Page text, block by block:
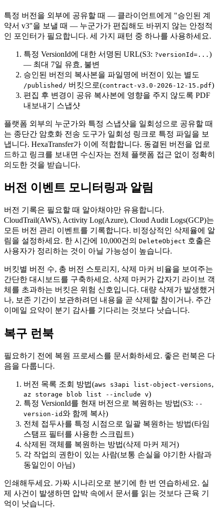
특정 버전을 외부에 공유할 때 — 클라이언트에게 "승인된 계
약서 v3"을 보낼 때 — 누군가가 편집해도 바뀌지 않는 안정적
인 포인터가 필요합니다. 세 가지 패턴 중 하나를 사용하세요.
특정 VersionId에 대한 서명된 URL(S3: ?versionId=... )
— 최대 7일 유효, 불변
승인된 버전의 복사본을 파일명에 버전이 있는 별도
/published/ 버킷으로(contract-v3.0-2026-12-15.pdf)
편집 후 변경이 공유 복사본에 영향을 주지 않도록 PDF
내보내기 스냅샷
플랫폼 외부의 누군가와 특정 스냅샷을 일회성으로 공유할 때
는 종단간 암호화 전송 도구가 일회성 링크로 특정 파일을 보
냅니다. HexaTransfer가 이에 적합합니다. 동결된 버전을 업로
드하고 링크를 보내면 수신자는 전체 플랫폼 접근 없이 정확히
의도한 것을 받습니다.
버전 이벤트 모니터링과 알림
버전 기록은 필요할 때 알아채야만 유용합니다.
CloudTrail(AWS), Activity Log(Azure), Cloud Audit Logs(GCP)는
모든 버전 관리 이벤트를 기록합니다. 비정상적인 삭제율에 알
림을 설정하세요. 한 시간에 10,000건의 DeleteObject 호출은
사용자가 정리하는 것이 아닐 가능성이 높습니다.
버킷별 버전 수, 총 버전 스토리지, 삭제 마커 비율을 보여주는
간단한 대시보드를 구축하세요. 삭제 마커가 갑자기 라이브 객
체를 초과하는 버킷은 위험 신호입니다. 대량 삭제가 발생했거
나, 보존 기간이 보관하려던 내용을 곧 삭제할 참이거나. 주간
이메일 요약이 분기 감사를 기다리는 것보다 낫습니다.
복구 런북
필요하기 전에 복원 프로세스를 문서화하세요. 좋은 런북은 다
음을 다룹니다.
버전 목록 조회 방법(aws s3api list-object-versions,
az storage blob list --include v)
특정 VersionId를 현재 버전으로 복원하는 방법(S3: --
version-id와 함께 복사)
전체 접두사를 특정 시점으로 일괄 복원하는 방법(타임
스탬프 필터를 사용한 스크립트)
삭제된 객체를 복원하는 방법(삭제 마커 제거)
각 작업의 권한이 있는 사람(보통 손실을 야기한 사람과
동일인이 아님)
인쇄해두세요. 가짜 시나리오로 분기에 한 번 연습하세요. 실
제 사건이 발생하면 압박 속에서 문서를 읽는 것보다 근육 기
억이 낫습니다.